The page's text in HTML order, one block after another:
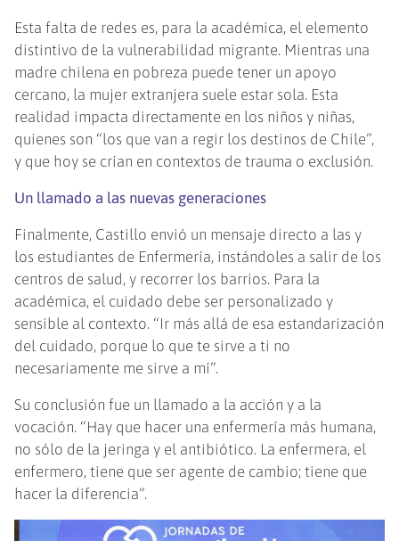
Esta falta de redes es, para la académica, el elemento
distintivo de la vulnerabilidad migrante. Mientras una
madre chilena en pobreza puede tener un apoyo
cercano, la mujer extranjera suele estar sola. Esta
realidad impacta directamente en los niños y niñas,
quienes son “los que van a regir los destinos de Chile”,
y que hoy se crían en contextos de trauma o exclusión.
Un llamado a las nuevas generaciones
Finalmente, Castillo envió un mensaje directo a las y
los estudiantes de Enfermería, instándoles a salir de los
centros de salud, y recorrer los barrios. Para la
académica, el cuidado debe ser personalizado y
sensible al contexto. “Ir más allá de esa estandarización
del cuidado, porque lo que te sirve a ti no
necesariamente me sirve a mí”.
Su conclusión fue un llamado a la acción y a la
vocación. “Hay que hacer una enfermería más humana,
no sólo de la jeringa y el antibiótico. La enfermera, el
enfermero, tiene que ser agente de cambio; tiene que
hacer la diferencia”.